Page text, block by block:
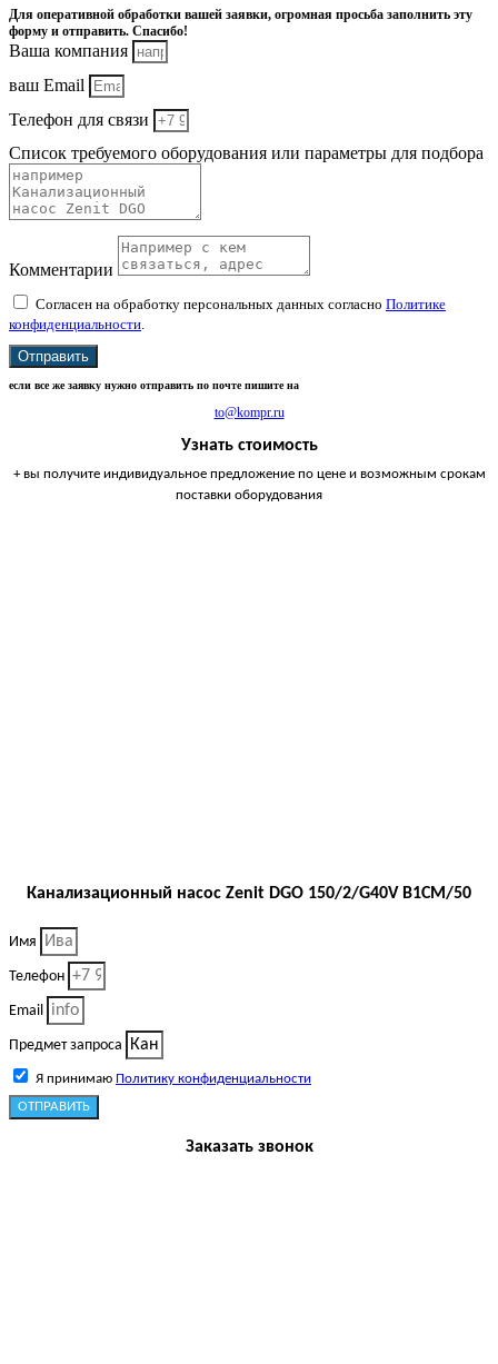
Для оперативной обработки вашей заявки, огромная просьба заполнить эту
форму и отправить. Спасибо!
Ваша компания
ваш Email
Телефон для связи
Список требуемого оборудования или параметры для подбора
Комментарии
Согласен на обработку персональных данных согласно Политике
конфиденциальности
Отправить
если все же заявку нужно отправить по почте пишите на
to@kompr.ru
Узнать стоимость
+ вы получите индивидуальное предложение по цене и возможным срокам
поставки оборудования
Канализационный насос Zenit DGO 150/2/G40V B1CM/50
Имя
Телефон
Email
Предмет запроса
Я принимаю Политику конфиденциальности
ОТПРАВИТЬ
Заказать звонок